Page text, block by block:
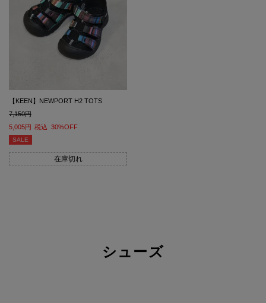
【KEEN】NEWPORT H2 TOTS
7,150
5,005
税込 30%OFF
SALE
在庫切れ
シューズ